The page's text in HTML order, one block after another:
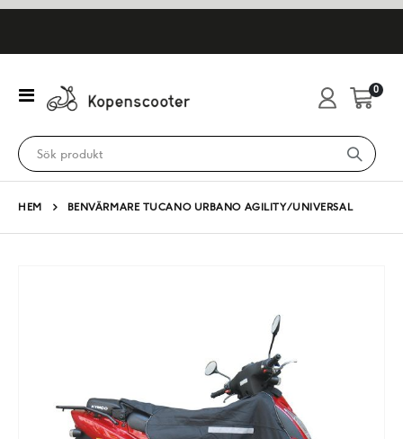
Växla
Nav
Cart
0
HEM BENVÄRMARE TUCANO URBANO AGILITY/UNIVERSAL